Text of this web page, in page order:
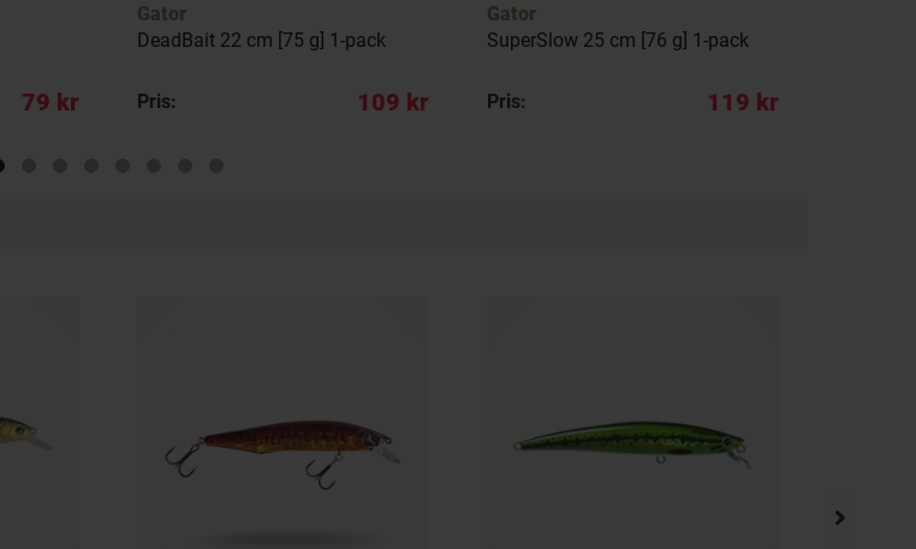
79 kr
Gator
DeadBait 22 cm [75 g] 1-pack
Pris: 109 kr
Gator
SuperSlow 25 cm [76 g] 1-pack
Pris: 119 kr